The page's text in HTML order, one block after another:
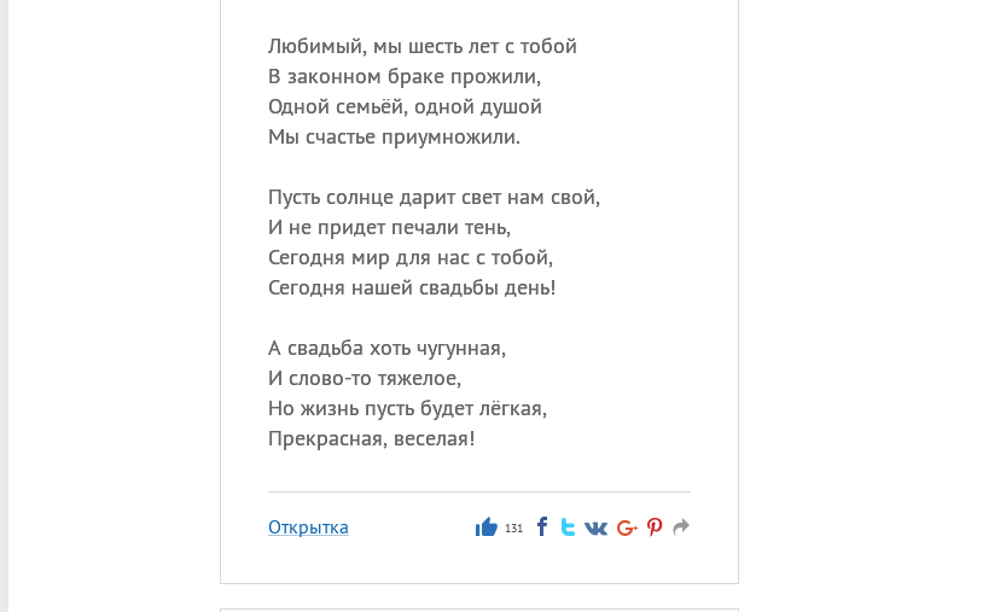
Любимый, мы шесть лет с тобой
В законном браке прожили,
Одной семьёй, одной душой
Мы счастье приумножили.
Пусть солнце дарит свет нам свой,
И не придет печали тень,
Сегодня мир для нас с тобой,
Сегодня нашей свадьбы день!
А свадьба хоть чугунная,
И слово-то тяжелое,
Но жизнь пусть будет лёгкая,
Прекрасная, веселая!
Открытка 131